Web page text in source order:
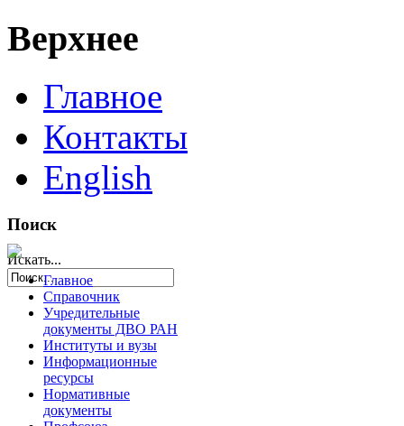
Верхнее
Главное
Контакты
English
Поиск
Искать...
Главное
Справочник
Учредительные
документы ДВО РАН
Институты и вузы
Информационные
ресурсы
Нормативные
документы